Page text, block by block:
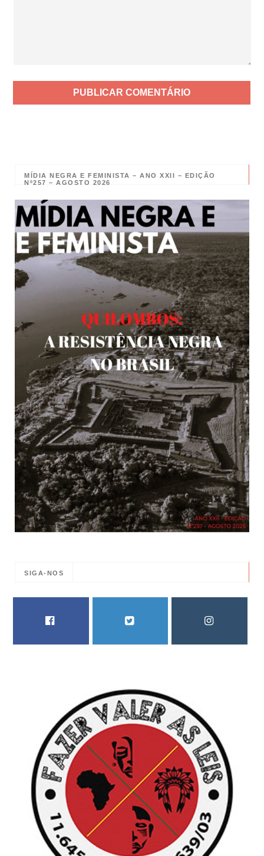
MÍDIA NEGRA E FEMINISTA – ANO XXII – EDIÇÃO
Nº257 – AGOSTO 2026
SIGA-NOS